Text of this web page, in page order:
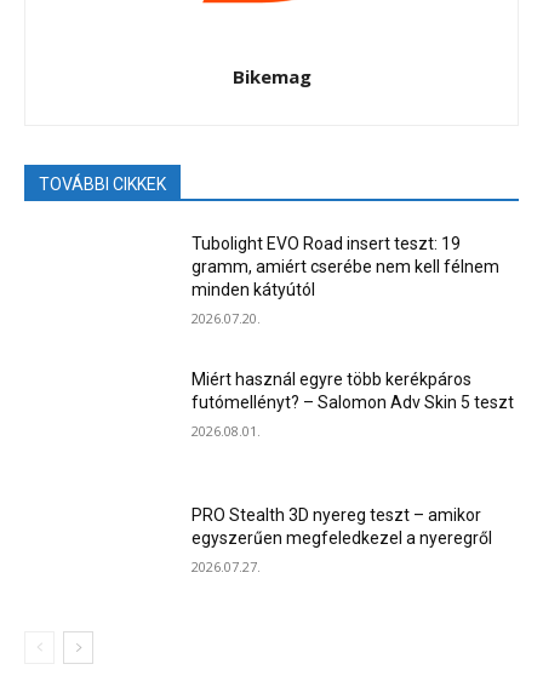
Bikemag
TOVÁBBI CIKKEK
Tubolight EVO Road insert teszt: 19
gramm, amiért cserébe nem kell félnem
minden kátyútól
2026.07.20.
Miért használ egyre több kerékpáros
futómellényt? – Salomon Adv Skin 5 teszt
2026.08.01.
PRO Stealth 3D nyereg teszt – amikor
egyszerűen megfeledkezel a nyeregről
2026.07.27.